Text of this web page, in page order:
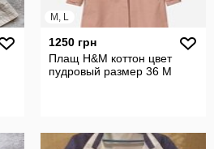
M, L
1250 грн
Плащ H&M коттон цвет
пудровый размер 36 M